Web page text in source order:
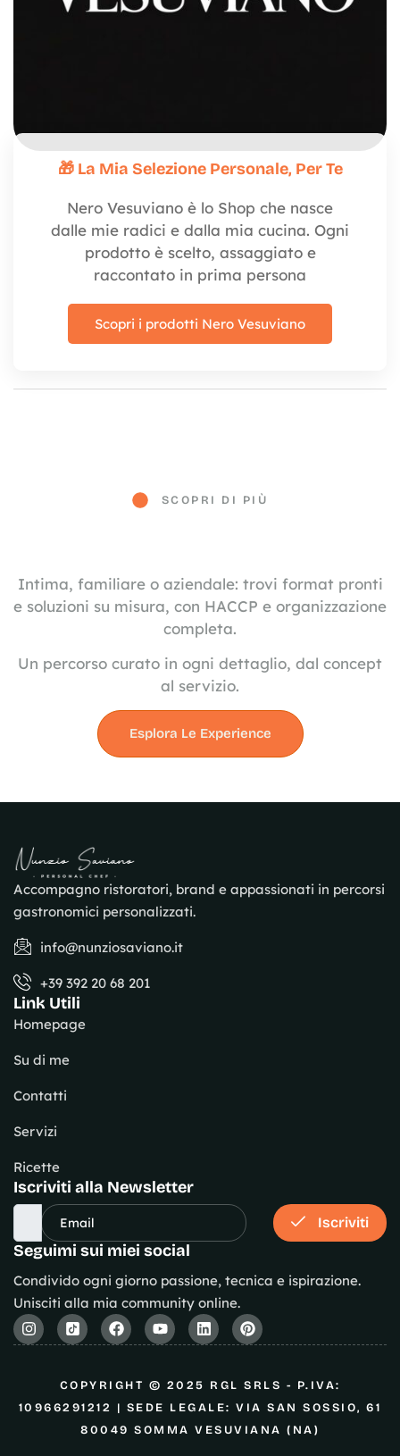
🎁 La Mia Selezione Personale, Per Te
Nero Vesuviano è lo Shop che nasce
dalle mie radici e dalla mia cucina. Ogni
prodotto è scelto, assaggiato e
raccontato in prima persona
Scopri i prodotti Nero Vesuviano
SCOPRI DI PIÙ
Intima, familiare o aziendale: trovi format pronti
e soluzioni su misura, con HACCP e organizzazione
completa.
Un percorso curato in ogni dettaglio, dal concept
al servizio.
Esplora Le Experience
Accompagno ristoratori, brand e appassionati in percorsi
gastronomici personalizzati.
info@nunziosaviano.it
+39 392 20 68 201
Link Utili
Homepage
Su di me
Contatti
Servizi
Ricette
Iscriviti alla Newsletter
Iscriviti
Seguimi sui miei social
Condivido ogni giorno passione, tecnica e ispirazione.
Unisciti alla mia community online.
COPYRIGHT © 2025 RGL SRLS - P.IVA:
10966291212 | SEDE LEGALE: VIA SAN SOSSIO, 61
80049 SOMMA VESUVIANA (NA)